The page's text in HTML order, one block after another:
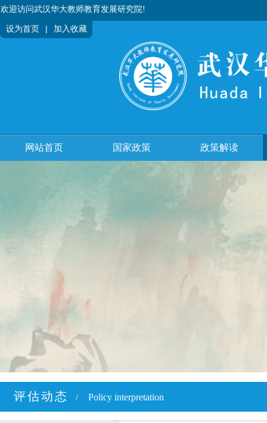
欢迎访问武汉华大教师教育发展研究院!
设为首页 | 加入收藏
网站首页 国家政策 政策解读
评估动态 / Policy interpretation